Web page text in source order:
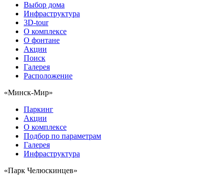
Выбор дома
Инфраструктура
3D-tour
О комплексе
О фонтане
Акции
Поиск
Галерея
Расположение
«Минск-Мир»
Паркинг
Акции
О комплексе
Подбор по параметрам
Галерея
Инфраструктура
«Парк Челюскинцев»